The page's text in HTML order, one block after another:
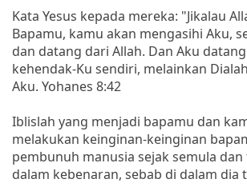
Kata Yesus kepada mereka: "Jikalau
Bapamu, kamu akan mengasihi Aku,
dan datang dari Allah. Dan Aku
kehendak-Ku sendiri, melainkan
Aku. Yohanes 8:42
Iblislah yang menjadi bapamu dan
melakukan keinginan-keinginan
pembunuh manusia sejak semula
dalam kebenaran, sebab di dalam dia